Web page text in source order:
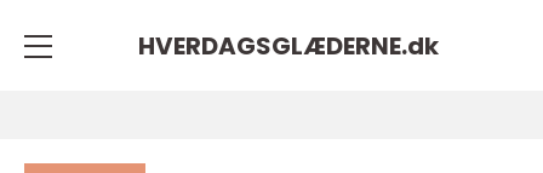
HVERDAGSGLÆDERNE.dk